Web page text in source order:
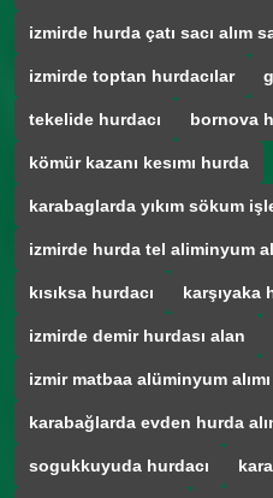
izmirde hurda çatı sacı alım
izmirde toptan hurdacılar
tekelide hurdacı bornova
kömür kazanı kesımı hurda
karabaglarda yıkım sökum
izmirde hurda tel aliminyum
kısıksa hurdacı karşıyaka
izmirde demir hurdası alan
izmir matbaa alüminyum alımı
karabağlarda evden hurda
sogukkuyuda hurdacı